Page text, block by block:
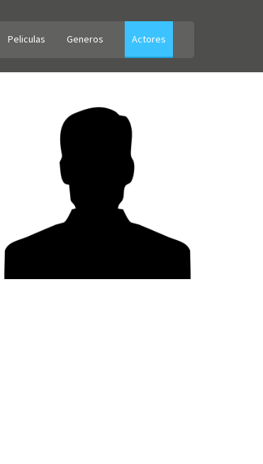
Peliculas Generos Actores